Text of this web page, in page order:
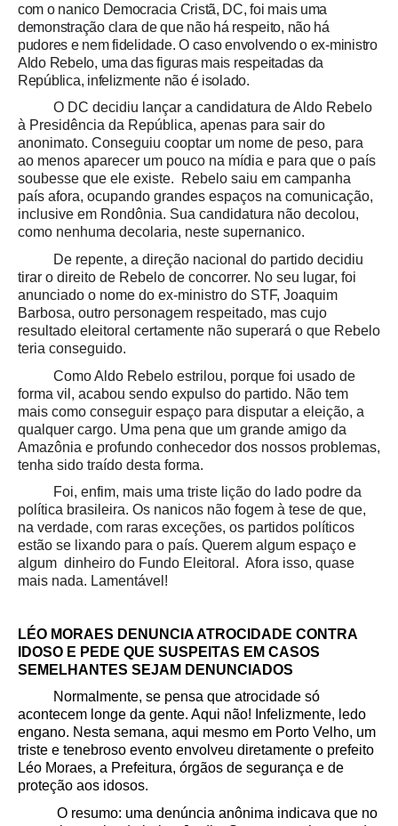
com o nanico Democracia Cristã, DC, foi mais uma
demonstração clara de que não há respeito, não há
pudores e nem fidelidade. O caso envolvendo o ex-ministro
Aldo Rebelo, uma das figuras mais respeitadas da
República, infelizmente não é isolado.
O DC decidiu lançar a candidatura de Aldo Rebelo
à Presidência da República, apenas para sair do
anonimato. Conseguiu cooptar um nome de peso, para
ao menos aparecer um pouco na mídia e para que o país
soubesse que ele existe. Rebelo saiu em campanha
país afora, ocupando grandes espaços na comunicação,
inclusive em Rondônia. Sua candidatura não decolou,
como nenhuma decolaria, neste supernanico.
De repente, a direção nacional do partido decidiu
tirar o direito de Rebelo de concorrer. No seu lugar, foi
anunciado o nome do ex-ministro do STF, Joaquim
Barbosa, outro personagem respeitado, mas cujo
resultado eleitoral certamente não superará o que Rebelo
teria conseguido.
Como Aldo Rebelo estrilou, porque foi usado de
forma vil, acabou sendo expulso do partido. Não tem
mais como conseguir espaço para disputar a eleição, a
qualquer cargo. Uma pena que um grande amigo da
Amazônia e profundo conhecedor dos nossos problemas,
tenha sido traído desta forma.
Foi, enfim, mais uma triste lição do lado podre da
política brasileira. Os nanicos não fogem à tese de que,
na verdade, com raras exceções, os partidos políticos
estão se lixando para o país. Querem algum espaço e
algum dinheiro do Fundo Eleitoral. Afora isso, quase
mais nada. Lamentável!
LÉO MORAES DENUNCIA ATROCIDADE CONTRA
IDOSO E PEDE QUE SUSPEITAS EM CASOS
SEMELHANTES SEJAM DENUNCIADOS
Normalmente, se pensa que atrocidade só
acontecem longe da gente. Aqui não! Infelizmente, ledo
engano. Nesta semana, aqui mesmo em Porto Velho, um
triste e tenebroso evento envolveu diretamente o prefeito
Léo Moraes, a Prefeitura, órgãos de segurança e de
proteção aos idosos.
O resumo: uma denúncia anônima indicava que no